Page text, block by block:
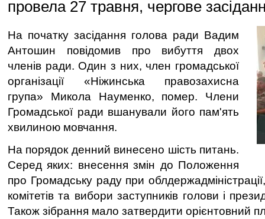
провела 27 травня, чергове
На початку засідання голова ради Вадим
Антошин повідомив про вибуття двох
членів ради. Один з них, член громадської
організації «Ніжинська правозахисна
група» Микола Науменко, помер. Члени
Громадської ради вшанували його пам'ять
хвилиною мовчання.
На порядок денний винесено шість питань.
Серед яких: внесення змін до Положення
про Громадську раду при
комітетів та вибори заступників голови і
Також зібрання мало затвердити орієнтовний